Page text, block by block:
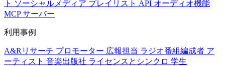
ト ソーシャルメディア プレイリスト API オーディオ機能
MCP サーバー
利用事例
A&Rリサーチ プロモーター 広報担当 ラジオ番組編成者 ア
ーティスト 音楽出版社 ライセンスとシンクロ 学生